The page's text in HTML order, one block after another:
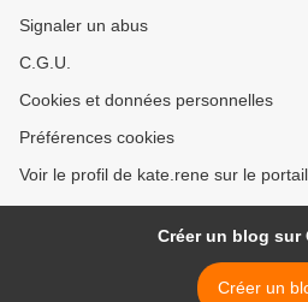
Signaler un abus
C.G.U.
Cookies et données personnelles
Préférences cookies
Voir le profil de kate.rene sur le
Créer un blog sur
Créer un